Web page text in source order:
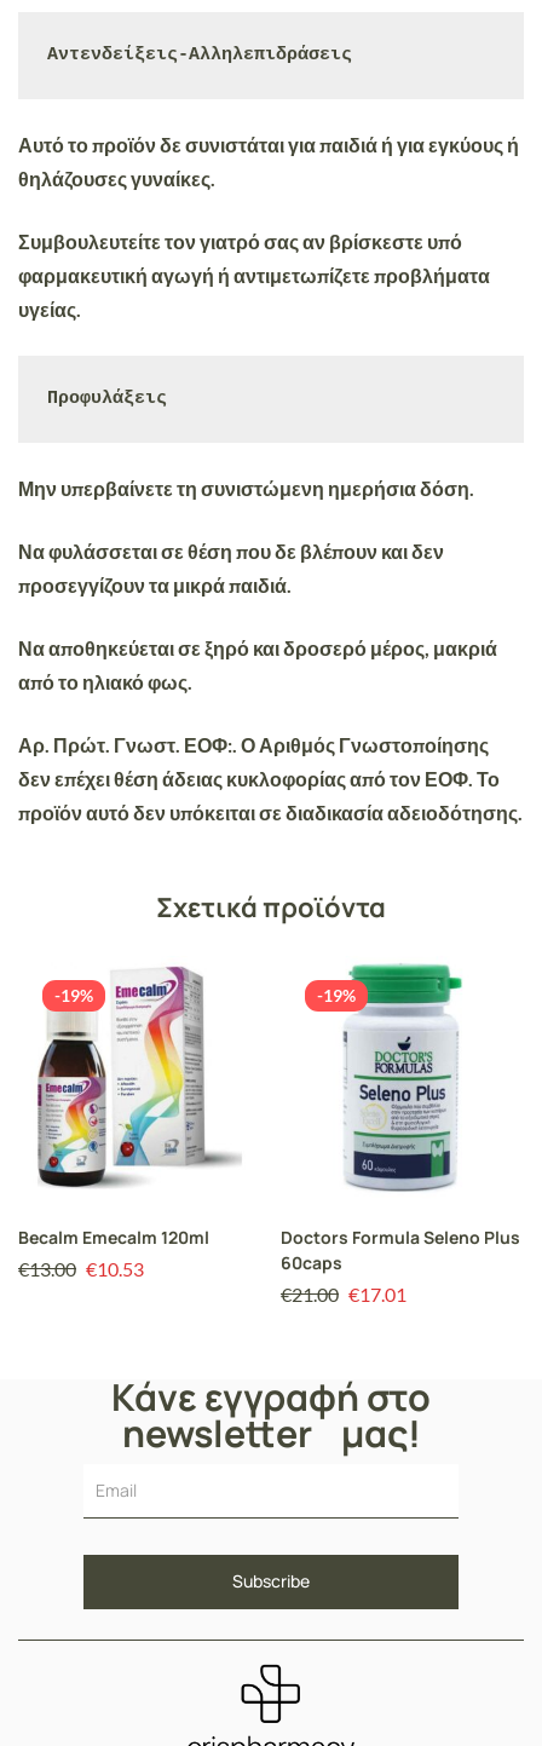
Αντενδείξεις-Αλληλεπιδράσεις
Αυτό το προϊόνδε συνιστάταιγια παιδιά ή για εγκύους ή
θηλάζουσες γυναίκες.
Συμβουλευτείτε τον γιατρό σας αν βρίσκεστε υπό
φαρμακευτική αγωγή ή αντιμετωπίζετε προβλήματα
υγείας.
Προφυλάξεις
Μην υπερβαίνετε τη συνιστώμενη ημερήσια δόση.
Να φυλάσσεται σε θέση που δε βλέπουν και δεν
προσεγγίζουν τα μικρά παιδιά.
Να αποθηκεύεται σε ξηρό και δροσερό μέρος, μακριά
από το ηλιακό φως.
Αρ. Πρώτ. Γνωστ. ΕΟΦ:. Ο Αριθμός Γνωστοποίησης
δεν επέχει θέση άδειας κυκλοφορίας από τον ΕΟΦ. Το
προϊόν αυτό δεν υπόκειται σε διαδικασία αδειοδότησης.
Σχετικά προϊόντα
-19%
Becalm Emecalm 120ml
€13.00 €10.53
-19%
Doctors Formula Seleno Plus
60caps
€21.00 €17.01
Κάνε εγγραφή στο
newsletter μας!